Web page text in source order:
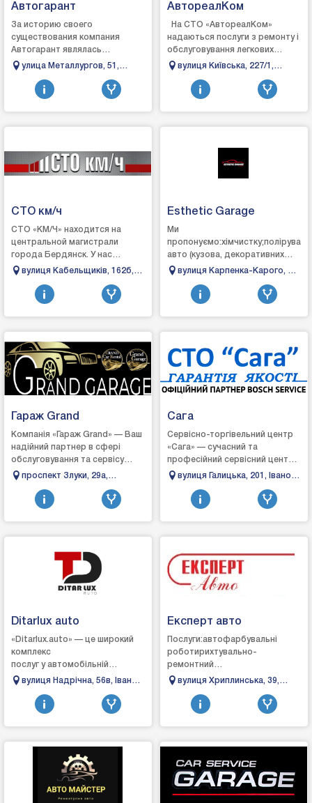
Автогарант
За историю своего
существования компания
Автогарант являлась
официальным дилером
этого были построены
автосалоны, с...
улица Металлургов, 51,
Бровары, Киевская область
АвтореалКом
На СТО «АвтореалКом»
надаються послуги з ремонту і
обслуговування легкових
автомобілів, позашляховиків,
європейсь...
вулиця Київська, 227/1,
Бровари, Київська область
СТО км/ч
СТО «КМ/Ч» находится на
центральной магистрали
города Бердянск. У нас
комфортная зона ожидания,
запасных частей, а такж...
вулиця Кабельщиків, 162б,
Бердянськ, Запорізька
область
Esthetic Garage
Ми
авто (кузова, декоративних
елементів салону);детейлінг
двигуна;детейлінг очистку
салону;захист...
вулиця Карпенка-Карого, 3,
Луцьк, Волинська область
Гараж Grand
Компанія «Гараж Grand» — Ваш
надійний партнер в сфері
обслуговування та сервісу
автомобілів!Наші фахівці
поліруванн...
проспект Злуки, 29а,
Тернопіль, Тернопільська
область
Сага
Сервісно-торгівельний центр
«Сага» — сучасний та
професійний сервісний центр,
де знають, вміють і можуть
усунути р...
вулиця Галицька, 201, Івано-
Франківськ, Івано-
Франківська область
Ditarlux auto
«Ditarlux.auto» — це широкий
комплекс
послуг у автомобільній
сфері.Ми пропонуємо якісні
продаж, обслуговування та ...
вулиця Надрічна, 56в, Івано-
Франківськ, Івано-
Франківська область
Експерт авто
Послуги:автофарбувальні
роботирихтувально-
ремонтний
цехавтоэлектрикремонт
автомобіляавтомийказамовлення
автозапчастин
вулиця Хриплинська, 39,
Івано-Франківськ, Івано-
Франківська область